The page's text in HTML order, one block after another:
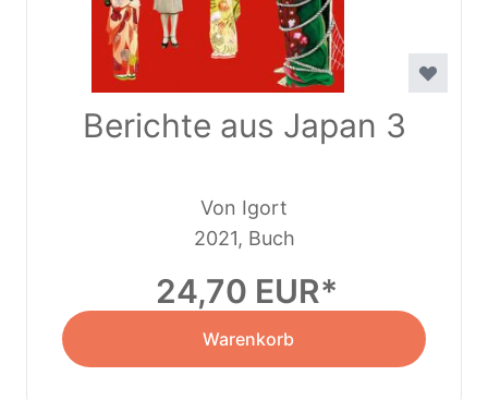
Berichte aus Japan 3
Von Igort
2021, Buch
24,70 EUR
Warenkorb